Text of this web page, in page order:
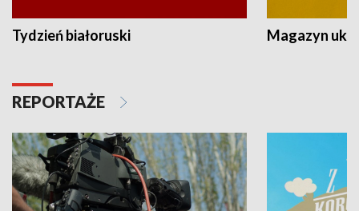
Tydzień białoruski Magazyn
REPORTAŻE